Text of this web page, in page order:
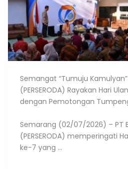
Semangat “Tumuju Kamulyan”
(PERSERODA) Rayakan Hari
dengan Pemotongan
Semarang (02/07/2026) – PT
(PERSERODA) memperingati
ke-7 yang ...